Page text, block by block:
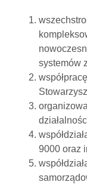
systemów
9000 oraz